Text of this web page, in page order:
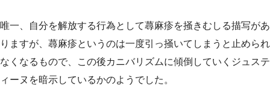
唯一、自分を解放する行為として蕁麻疹を掻きむしる描写があ
りますが、蕁麻疹というのは一度引っ掻いてしまうと止められ
なくなるもので、この後カニバリズムに傾倒していくジュステ
ィーヌを暗示しているかのようでした。